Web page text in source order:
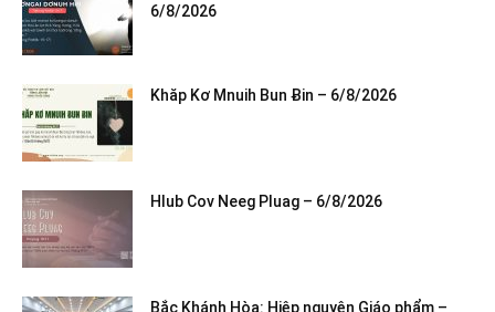
6/8/2026
Khăp Kơ Mnuih Bun Ƀin – 6/8/2026
Hlub Cov Neeg Pluag – 6/8/2026
Bắc Khánh Hòa: Hiệp nguyện Giáo phẩm –